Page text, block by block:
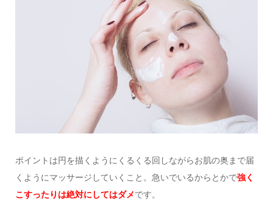
ポイントは円を描くようにくるくる回しながらお肌の奥まで届
くようにマッサージしていくこと。急いでいるからとかで強く
こすったりは絶対にしてはダメです。